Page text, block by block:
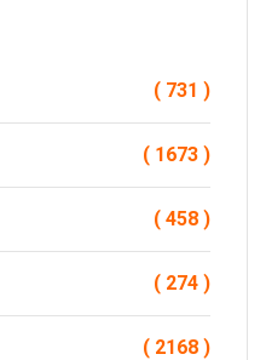
( 731 )
( 1673 )
( 458 )
( 274 )
( 2168 )